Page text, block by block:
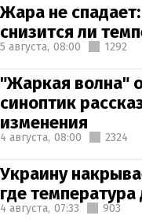
Жара не
снизится ли
5 августа, 08:00 1292
"Жаркая волна"
синоптик
изменения
4 августа, 08:00 2324
Украину
где температура
4 августа, 07:33 903